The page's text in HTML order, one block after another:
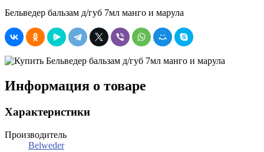
Бельведер бальзам д/губ 7мл манго и марула
Информация о товаре
Характеристики
Производитель
Belweder